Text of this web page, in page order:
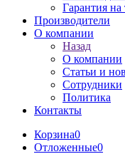
Гарантия на
Производители
О компании
Назад
О компании
Статьи и
Сотрудники
Политика
Контакты
Корзина0
Отложенные0